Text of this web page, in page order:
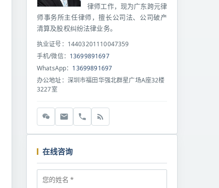
律师工作，现为广东跨元律
师事务所主任律师，擅长公司法、公司破产
清算及股权纠纷法律业务。
执业证号：14403201110047359
手机/微信： 13699891697
WhatsApp： 13699891697
办公地址：深圳市福田华强北群星广场A座32楼
3227室
在线咨询